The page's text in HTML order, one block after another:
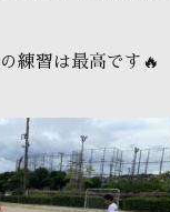
練習は最高です🔥